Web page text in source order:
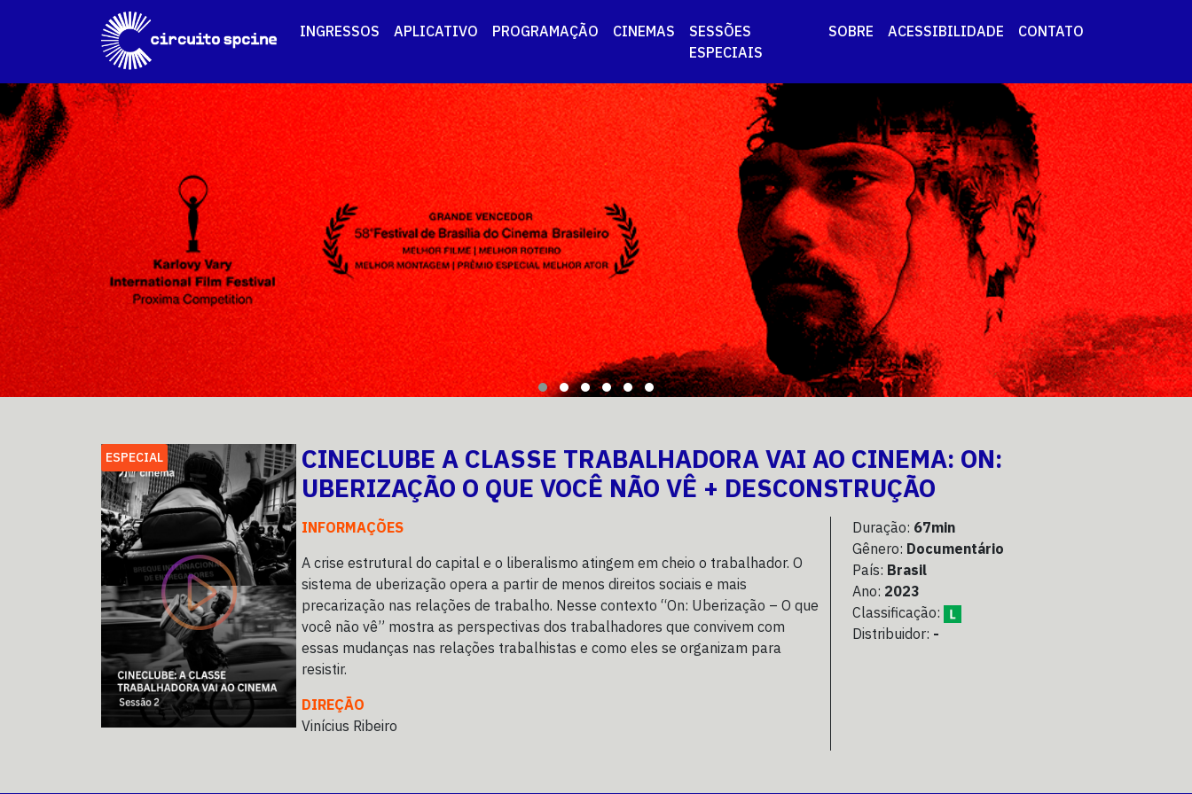
INGRESSOS APLICATIVO PROGRAMAÇÃO CINEMAS
SESSÕES
ESPECIAIS
SOBRE ACESSIBILIDADE CONTATO
ESPECIAL
CINECLUBE A CLASSE TRABALHADORA VAI AO CINEMA: ON:
UBERIZAÇÃO O QUE VOCÊ NÃO VÊ + DESCONSTRUÇÃO
INFORMAÇÕES
A crise estrutural do capital e o liberalismo atingem em cheio o trabalhador. O
sistema de uberização opera a partir de menos direitos sociais e mais
precarização nas relações de trabalho. Nesse contexto “On: Uberização – O que
você não vê” mostra as perspectivas dos trabalhadores que convivem com
essas mudanças nas relações trabalhistas e como eles se organizam para
resistir.
DIREÇÃO
Vinícius Ribeiro
Duração: 67min
Gênero: Documentário
País: Brasil
Ano: 2023
Classificação:
Distribuidor: -